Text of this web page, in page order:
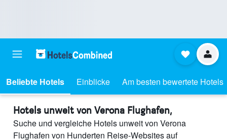
Beliebte Hotels Einblicke Am besten bewertete Hotels
Hotels unweit von Verona Flughafen,
Suche und vergleiche Hotels unweit von Verona
Flughafen von Hunderten Reise-Websites auf